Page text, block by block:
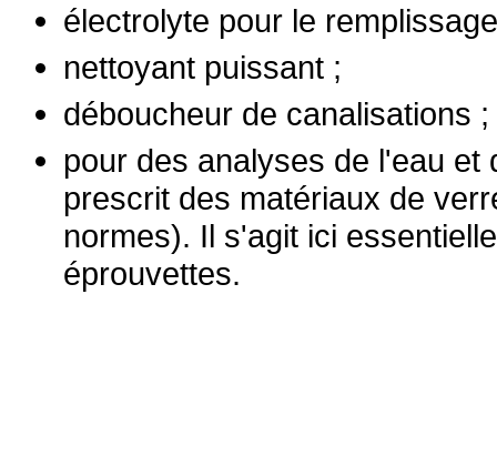
électrolyte pour le
nettoyant puissant ;
déboucheur de canalisations ;
pour des analyses de l'eau et
prescrit des matériaux de
normes). Il s'agit ici
éprouvettes.